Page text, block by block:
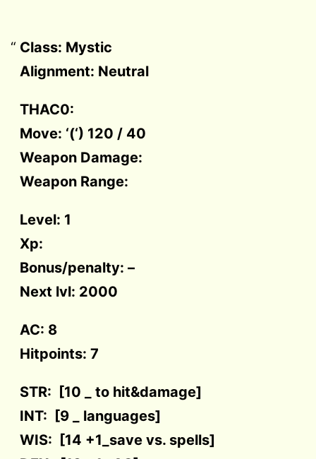
Class: Mystic
Alignment: Neutral
THAC0:
Move: ‘(‘) 120 / 40
Weapon Damage:
Weapon Range:
Level: 1
Xp:
Bonus/penalty: –
Next lvl: 2000
AC: 8
Hitpoints: 7
STR: [10 _ to hit&damage]
INT: [9 _ languages]
WIS: [14 +1_save vs. spells]